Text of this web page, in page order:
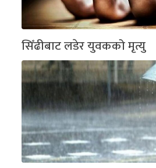
सिँढीबाट लडेर युवकको मृत्यु